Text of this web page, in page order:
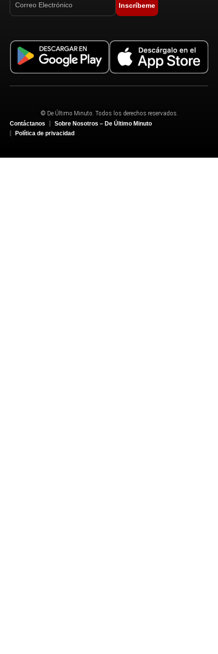
Inscríbeme
© De Último Minuto. Todos los derechos reservados.
Contáctanos
Sobre Nosotros – De Último Minuto
Política de privacidad